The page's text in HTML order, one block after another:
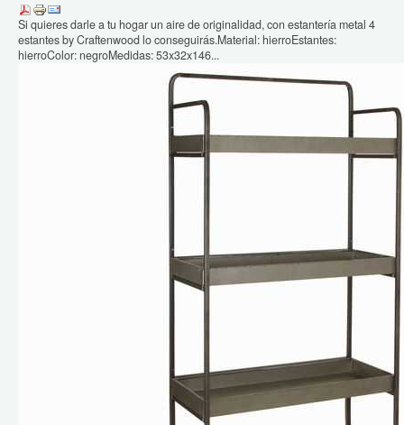
Si quieres darle a tu hogar un aire de originalidad, con estantería metal 4
estantes by Craftenwood lo conseguirás.Material: hierroEstantes:
hierroColor: negroMedidas: 53x32x146...